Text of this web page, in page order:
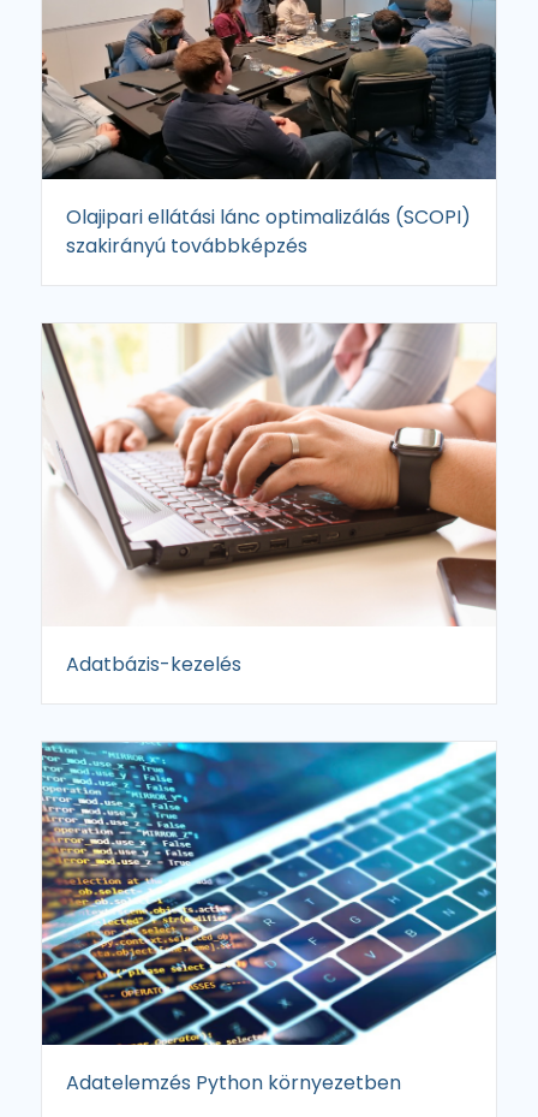
Olajipari ellátási lánc optimalizálás (SCOPI)
szakirányú továbbképzés
Adatbázis-kezelés
Adatelemzés Python környezetben